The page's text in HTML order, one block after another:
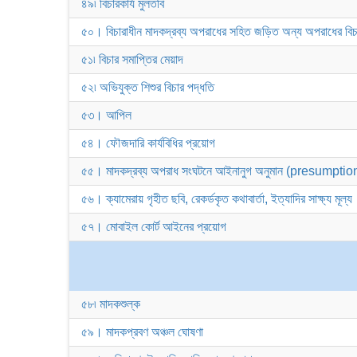
৪৯৷ বিচারকার্য মুলতবি
৫০। বিচারাধীন মাদকদ্রব্য অপরাধের সহিত জড়িত অন্য অপরাধের
৫১৷ বিচার সমাপ্তির মেয়াদ
৫২৷ অভিযুক্ত শিশুর বিচার পদ্ধতি
৫৩। আপিল
৫৪। ফৌজদারি কার্যবিধির প্রয়োগ
৫৫। মাদকদ্রব্য অপরাধ সংঘটনে আইনানুগ অনুমান
৫৬। ক্যামেরায় গৃহীত ছবি, রেকর্ডকৃত কথাবার্তা, ইত্যাদির সাক্ষ্য মূল্য
৫৭। মোবাইল কোর্ট আইনের প্রয়োগ
৫৮৷ মাদকশুল্ক
৫৯। মাদকপ্রবণ অঞ্চল ঘোষণা